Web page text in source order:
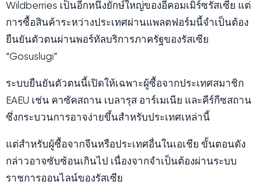
Wildberries เป็นอีกหนึ่งยักษ์ใหญ่ของอีคอมเมิร์ซรัสเซีย แต่
การซื้อสินค้าระหว่างประเทศผ่านแพลตฟอร์มนี้จำเป็นต้อง
ยืนยันตัวตนผ่านพอร์ทัลบริการภาครัฐของรัสเซีย
“Gosuslugi”
ระบบยืนยันตัวตนนี้เปิดให้เฉพาะผู้ซื้อจากประเทศสมาชิก
EAEU เช่น คาซัคสถาน เบลารุส อาร์เมเนีย และคีร์กีซสถาน
ซึ่งกระบวนการอาจง่ายขึ้นสำหรับประเทศเหล่านี้
แต่สำหรับผู้ซื้อจากจีนหรือประเทศอื่นในเอเชีย ขั้นตอนดัง
กล่าวอาจซับซ้อนเกินไป เนื่องจากจำเป็นต้องผ่านระบบ
ราชการออนไลน์ของรัสเซีย